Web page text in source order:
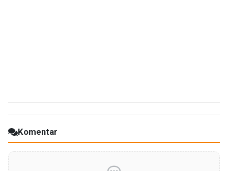
Komentar